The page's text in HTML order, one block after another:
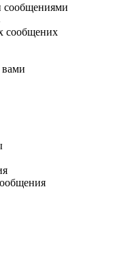
сообщениями
сообщених